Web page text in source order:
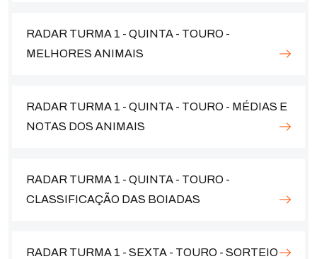
RADAR TURMA 1 - QUINTA - TOURO -
MELHORES ANIMAIS
RADAR TURMA 1 - QUINTA - TOURO - MÉDIAS E
NOTAS DOS ANIMAIS
RADAR TURMA 1 - QUINTA - TOURO -
CLASSIFICAÇÃO DAS BOIADAS
RADAR TURMA 1 - SEXTA - TOURO - SORTEIO